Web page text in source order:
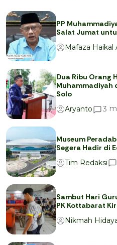
PP
Salat Jumat
Mafaza Haikal
Dua Ribu Orang
Muhammadiyah
Solo
Aryanto
3
Museum
Segera Hadir di
Tim Redaksi
Sambut Hari
PK Kottabarat
Nikmah